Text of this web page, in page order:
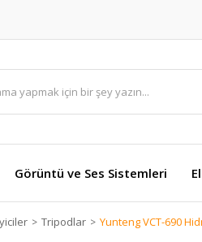
Görüntü ve Ses Sistemleri
Tripodlar Yunteng VCT-690